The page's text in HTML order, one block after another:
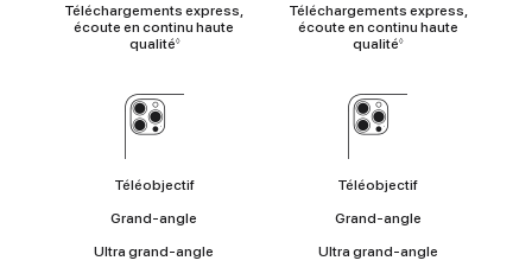
Téléchargements express,
écoute en continu haute
qualité◊
Téléchargements express,
écoute en continu haute
qualité◊
Téléobjectif
Grand-angle
Ultra grand-angle
Téléobjectif
Grand-angle
Ultra grand-angle